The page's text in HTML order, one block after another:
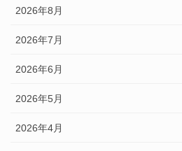
2026年8月
2026年7月
2026年6月
2026年5月
2026年4月